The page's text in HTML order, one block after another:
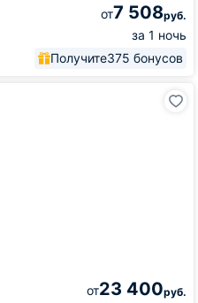
от7 508руб.
за 1 ночь
Получите375 бонусов
от23 400руб.